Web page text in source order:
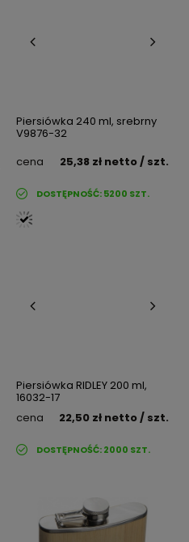
Piersiówka 240 ml, srebrny
V9876-32
cena
25,38 zł netto/ szt.
DOSTĘPNOŚĆ:5200 SZT.
Piersiówka RIDLEY 200 ml,
16032-17
cena
22,50 zł netto/ szt.
DOSTĘPNOŚĆ:2000 SZT.